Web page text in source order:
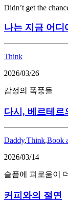
Didn’t get the
나는 지금 어디
Think
2026/03/26
감정의 폭풍들
다시, 베르테르
Daddy,Think,Book
2026/03/14
슬픔에 괴로움이
커피와의 절연